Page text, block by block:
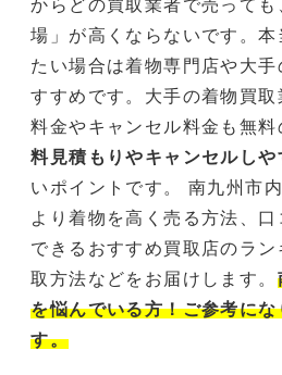
からどの買取業者で売っても
場」が高くならないです。本
たい場合は着物専門店や大
すすめです。大手の着物買
料金やキャンセル料金も無料
料見積もりやキャンセルしや
いポイントです。 南九州市
より着物を高く売る方法、
できるおすすめ買取店のラ
取方法などをお届けします。
を悩んでいる方！ご参考に
す。